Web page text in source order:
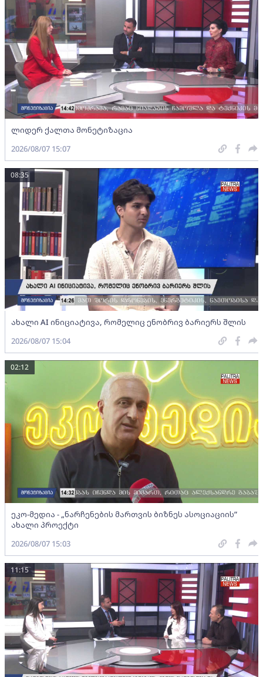
ლიდერ ქალთა მონეტიზაცია
2026/08/07 15:07
ახალი AI ინიციატივა, რომელიც ენობრივ ბარიერს შლის
08:35
2026/08/07 15:04
ეკო-მედია - „ნარჩენების მართვის ბიზნეს ასოციაციის”
ახალი პროექტი
02:12
2026/08/07 15:03
11:15